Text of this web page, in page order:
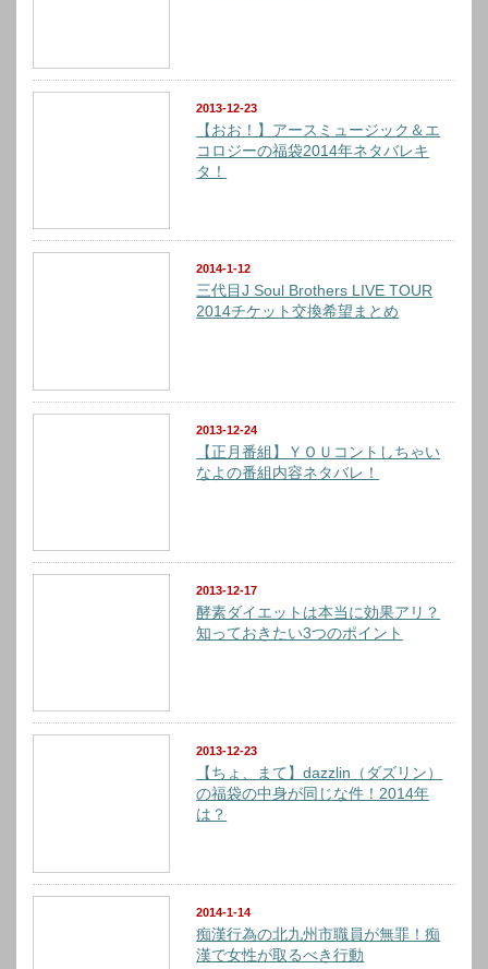
2013-12-23
【おお！】アースミュージック＆エ
コロジーの福袋2014年ネタバレキ
タ！
2014-1-12
三代目J Soul Brothers LIVE TOUR
2014チケット交換希望まとめ
2013-12-24
【正月番組】ＹＯＵコントしちゃい
なよの番組内容ネタバレ！
2013-12-17
酵素ダイエットは本当に効果アリ？
知っておきたい3つのポイント
2013-12-23
【ちょ、まて】dazzlin（ダズリン）
の福袋の中身が同じな件！2014年
は？
2014-1-14
痴漢行為の北九州市職員が無罪！痴
漢で女性が取るべき行動